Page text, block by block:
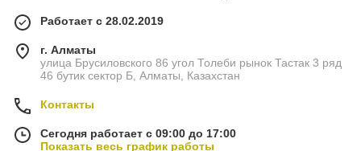
Работает с 28.02.2019
г. Алматы
улица Брусиловского 86 угол Толеби рынок Тастак 3 ряд
46 бутик сектор Б, Алматы, Казахстан
Контакты
Сегодня работает с 09:00 до 17:00
Показать весь график работы